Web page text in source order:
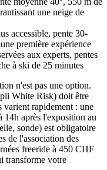
une neige de
accessible, pente 30-
première expérience
aux experts, pentes
à ski de 25 minutes
n'est pas une option.
White Risk) doit être
rapidement : une
14h après l'exposition au
sonde) est obligatoire
de l'association des
freeride à 450 CHF
transforme votre